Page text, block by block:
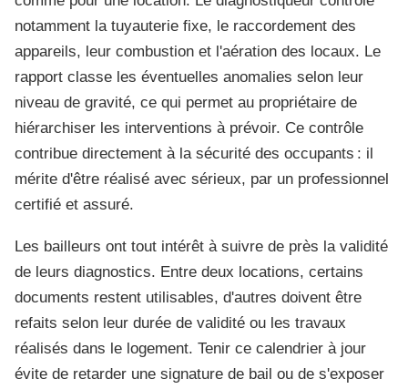
notamment la tuyauterie fixe, le raccordement des
appareils, leur combustion et l'aération des locaux. Le
rapport classe les éventuelles anomalies selon leur
niveau de gravité, ce qui permet au propriétaire de
hiérarchiser les interventions à prévoir. Ce contrôle
contribue directement à la sécurité des occupants : il
mérite d'être réalisé avec sérieux, par un professionnel
certifié et assuré.
Les bailleurs ont tout intérêt à suivre de près la validité
de leurs diagnostics. Entre deux locations, certains
documents restent utilisables, d'autres doivent être
refaits selon leur durée de validité ou les travaux
réalisés dans le logement. Tenir ce calendrier à jour
évite de retarder une signature de bail ou de s'exposer